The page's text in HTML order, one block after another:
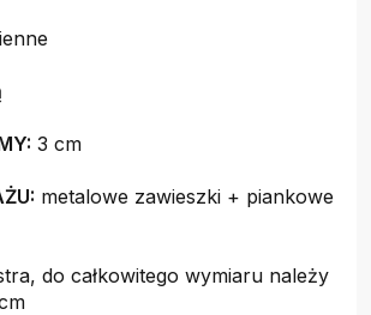
3 cm
metalowe zawieszki + piankowe
do całkowitego wymiaru należy